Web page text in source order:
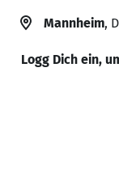
Mannheim,
Logg Dich ein,